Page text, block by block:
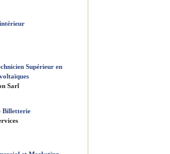
Supérieur en
Sarl
Billetterie